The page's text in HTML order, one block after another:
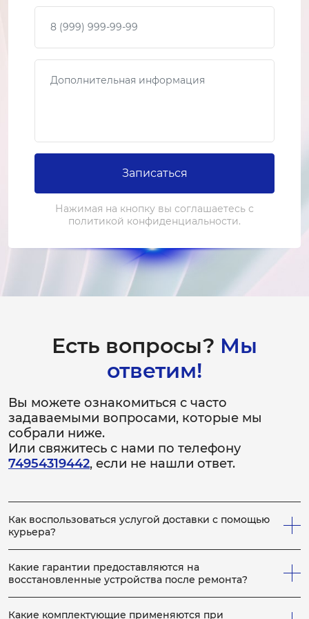
Ваш телефон
Сообщение
Записаться
Нажимая на кнопку вы соглашаетесь с
политикой конфиденциальности.
Есть вопросы? Мы
ответим!
Вы можете ознакомиться с часто
задаваемыми вопросами, которые мы
собрали ниже.
Или свяжитесь с нами по телефону
74954319442, если не нашли ответ.
Как воспользоваться услугой доставки с помощью
курьера?
Всё просто! Если у вас не получается привезти
неисправное устройство в сервис, вы можете заказать
нашего курьера, который заберет устройство на
ремонт, по выполнению которого, доставит устройство
обратно вам. Для этого сообщите менеджеру по
телефону, что вам необходим курьер. Услуги курьера
Какие гарантии предоставляются на
восстановленные устройства после ремонта?
На каждое отремонтированное устройство выдается
гарантийный бланк с расширенной гарантией, срок
Какие комплектующие применяются при